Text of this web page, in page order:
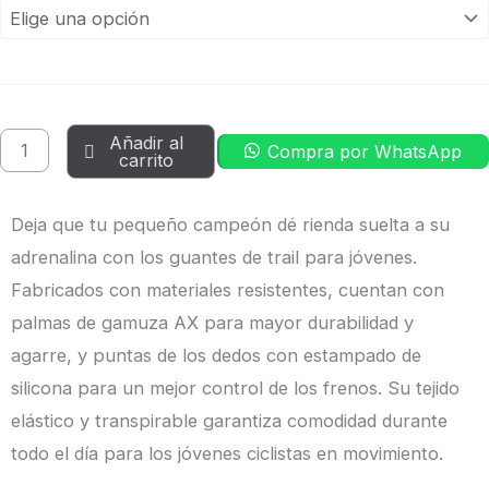
Granate
|
cantidad
Añadir al
carrito
Compra por WhatsApp
Deja que tu pequeño campeón dé rienda suelta a su
adrenalina con los guantes de trail para jóvenes.
Fabricados con materiales resistentes, cuentan con
palmas de gamuza AX para mayor durabilidad y
agarre, y puntas de los dedos con estampado de
silicona para un mejor control de los frenos. Su tejido
elástico y transpirable garantiza comodidad durante
todo el día para los jóvenes ciclistas en movimiento.